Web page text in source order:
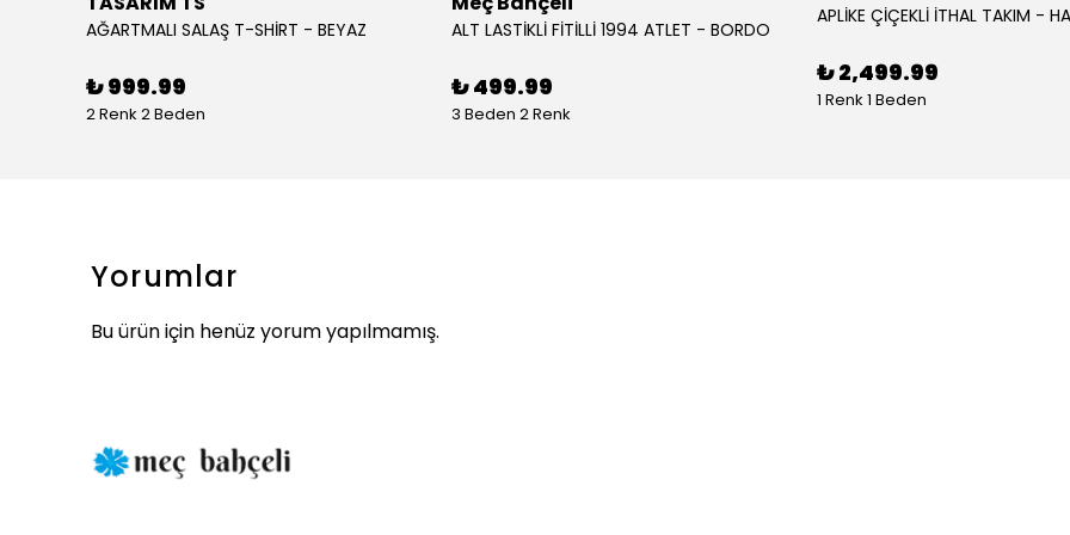
AĞARTMALI SALAŞ T-SHİRT - BEYAZ
₺ 999.99
2 Renk 2 Beden
ALT LASTİKLİ FİTİLLİ 1994 ATLET - BORDO
₺ 499.99
3 Beden 2 Renk
APLİKE ÇİÇEKLİ İTHAL TAKIM -
₺ 2,499.99
1 Renk 1 Beden
Yorumlar
Bu ürün için henüz yorum yapılmamış.